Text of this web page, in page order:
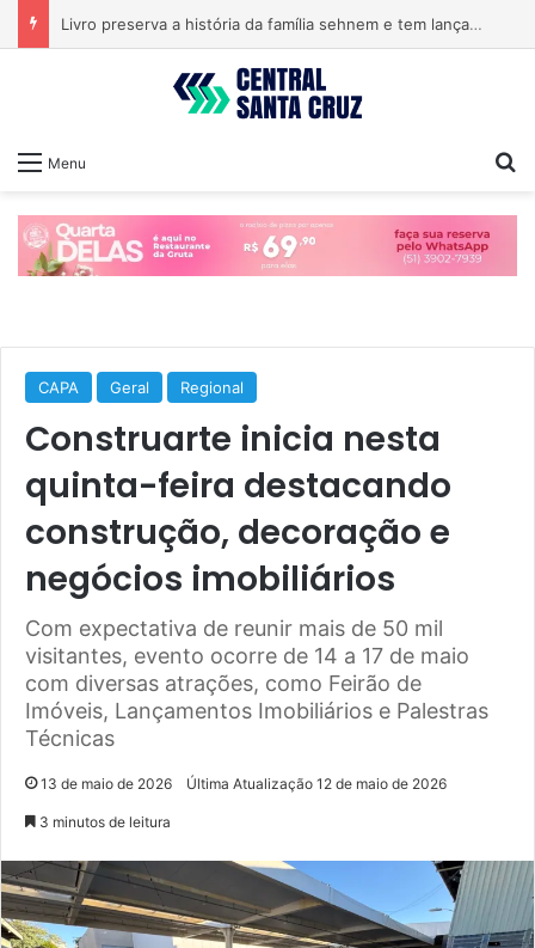
Livro preserva a história da família sehnem e tem lançamento em encontro familiar
Menu
CAPA Geral Regional
Construarte inicia nesta
quinta-feira destacando
construção, decoração e
negócios imobiliários
Com expectativa de reunir mais de 50 mil
visitantes, evento ocorre de 14 a 17 de maio
com diversas atrações, como Feirão de
Imóveis, Lançamentos Imobiliários e Palestras
Técnicas
13 de maio de 2026 Última Atualização 12 de maio de 2026
3 minutos de leitura